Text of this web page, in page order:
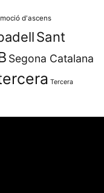
d'ascens
Sant
Segona Catalana
Tercera